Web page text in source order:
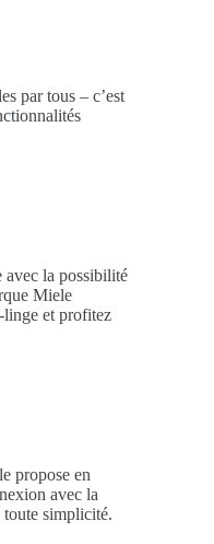
par tous – c’est
avec la possibilité
Miele
linge et profitez
propose en
avec la
toute simplicité.